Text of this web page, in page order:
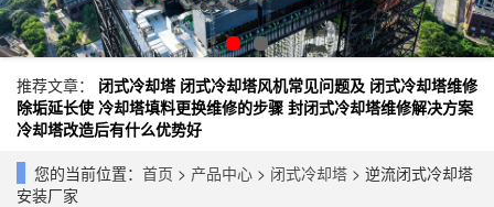
推荐文章： 闭式冷却塔 闭式冷却塔风机常见问题及 闭式冷却塔维修
除垢延长使 冷却塔填料更换维修的步骤 封闭式冷却塔维修解决方案
冷却塔改造后有什么优势好
您的当前位置： 首页 > 产品中心 > 闭式冷却塔 > 逆流闭式冷却塔
安装厂家